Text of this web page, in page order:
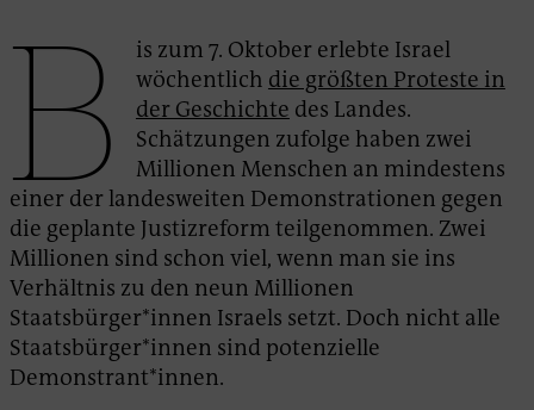
B
is zum 7. Oktober erlebte Israel
wöchentlich die größten Proteste in
der Geschichte des Landes.
Schätzungen zufolge haben zwei
Millionen Menschen an mindestens
einer der landesweiten Demonstrationen gegen
die geplante Justizreform teilgenommen. Zwei
Millionen sind schon viel, wenn man sie ins
Verhältnis zu den neun Millionen
Staatsbürger*innen Israels setzt. Doch nicht alle
Staatsbürger*innen sind potenzielle
Demonstrant*innen.